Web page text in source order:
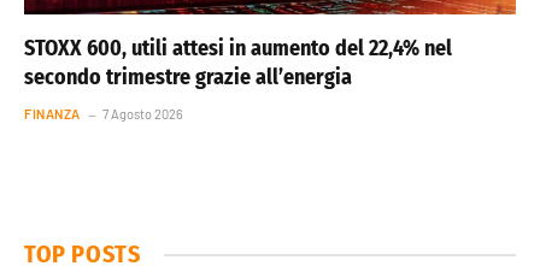
STOXX 600, utili attesi in aumento del 22,4% nel
secondo trimestre grazie all’energia
FINANZA 7 Agosto 2026
TOP POSTS